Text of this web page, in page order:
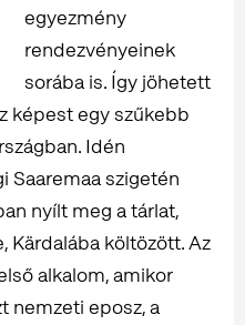
egyezmény
rendezvényeinek
sorába is. Így jöhetett
képest egy szűkebb
Idén
Saaremaa szigetén
nyílt meg a tárlat,
Kärdalába költözött. Az
alkalom, amikor
nemzeti eposz, a